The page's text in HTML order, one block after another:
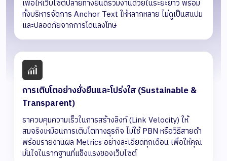
เพื่อให้เว็บไซต์ปลายทางยินดีร่วมงานด้วยในระยะยาว พร้อม
ทั้งบริหารจัดการ Anchor Text ให้หลากหลาย ไม่ดูเป็นสแปม
และปลอดภัยจากการโดนลงโทษ
การเติบโตอย่างยั่งยืนและโปร่งใส (Sustainable &
Transparent)
ราควบคุมความเร็วในการสร้างลิงก์ (Link Velocity) ให้
สมจริงเหมือนการเติบโตทางธุรกิจ ไม่ใช้ PBN หรือวิธีสายดำ
พร้อมรายงานผล Metrics อย่างละเอียดทุกเดือน เพื่อให้คุณ
มั่นใจในรากฐานที่แข็งแรงของเว็บไซต์